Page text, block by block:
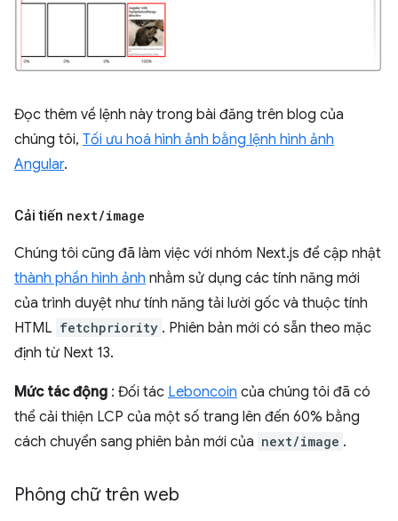
Đọc thêm về lệnh này trong bài đăng trên blog của
chúng tôi, Tối ưu hoá hình ảnh bằng lệnh hình ảnh
Angular.
Cải tiến next/image
Chúng tôi cũng đã làm việc với nhóm Next.js để cập nhật
thành phần hình ảnh nhằm sử dụng các tính năng mới
của trình duyệt như tính năng tải lười gốc và thuộc tính
HTML fetchpriority . Phiên bản mới có sẵn theo mặc
định từ Next 13.
Mức tác động : Đối tác Leboncoin của chúng tôi đã có
thể cải thiện LCP của một số trang lên đến 60% bằng
cách chuyển sang phiên bản mới của next/image .
Phông chữ trên web